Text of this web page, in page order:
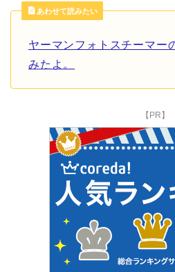
あわせて読みたい
ヤーマンフォトスチーマー
みたよ。
【PR】